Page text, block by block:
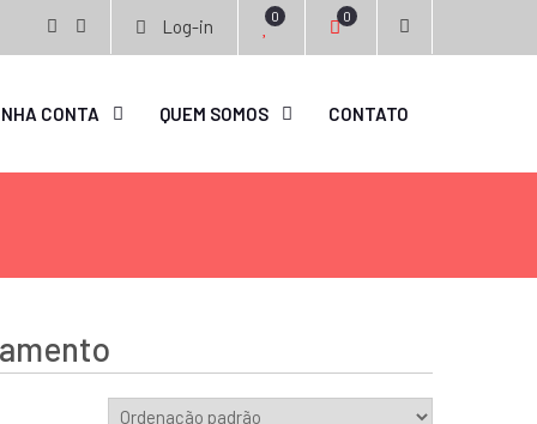
Log-in 0 0
CONTA QUEM SOMOS CONTATO